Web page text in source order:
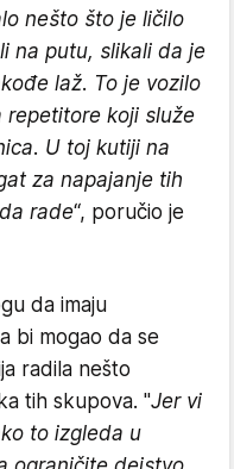
nešto što je ličilo
na putu, slikali da je
laž. To je vozilo
repetitore koji služe
U toj kutiji na
za napajanje tih
rade“, poručio je
da imaju
bi mogao da se
radila nešto
tih skupova. "Jer vi
to izgleda u